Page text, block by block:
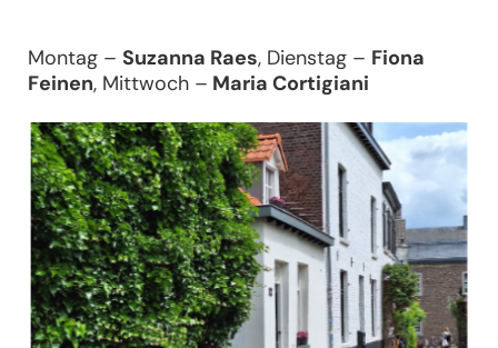
Montag – Suzanna Raes, Dienstag – Fiona
Feinen, Mittwoch – Maria Cortigiani